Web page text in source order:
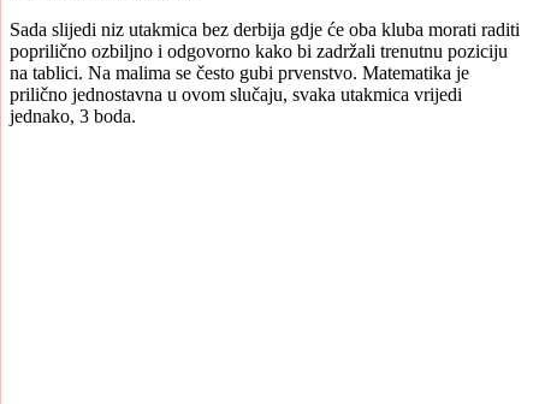
Sada slijedi niz utakmica bez derbija gdje će oba kluba morati raditi
poprilično ozbiljno i odgovorno kako bi zadržali trenutnu poziciju
na tablici. Na malima se često gubi prvenstvo. Matematika je
prilično jednostavna u ovom slučaju, svaka utakmica vrijedi
jednako, 3 boda.